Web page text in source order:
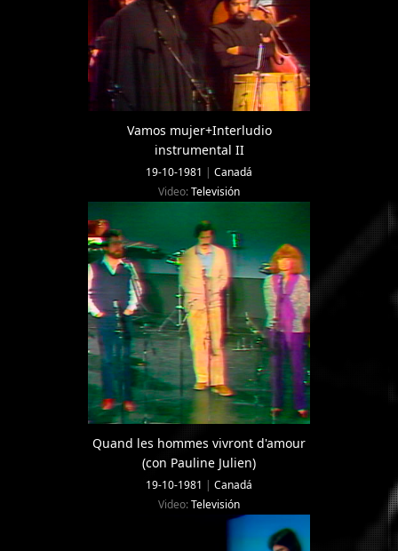
Vamos mujer+Interludio
instrumental II
19-10-1981 | Canadá
Video:Televisión
Quand les hommes vivront d'amour
(con Pauline Julien)
19-10-1981 | Canadá
Video:Televisión